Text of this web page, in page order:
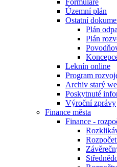
Formuláře
Územní plán
Ostatní
Plán
Plán
Leknín online
Program
Archiv starý
Poskytnuté
Výroční zprávy
Finance města
Finance -